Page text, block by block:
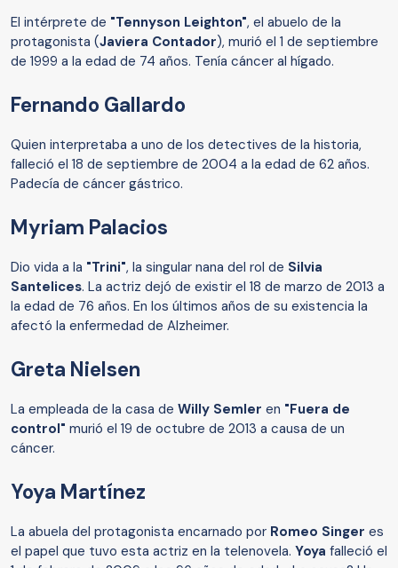
El intérprete de "Tennyson Leighton", el abuelo de la
protagonista (Javiera Contador), murió el 1 de septiembre
de 1999 a la edad de 74 años. Tenía cáncer al hígado.
Fernando Gallardo
Quien interpretaba a uno de los detectives de la historia,
falleció el 18 de septiembre de 2004 a la edad de 62 años.
Padecía de cáncer gástrico.
Myriam Palacios
Dio vida a la "Trini", la singular nana del rol de Silvia
Santelices. La actriz dejó de existir el 18 de marzo de 2013 a
la edad de 76 años. En los últimos años de su existencia la
afectó la enfermedad de Alzheimer.
Greta Nielsen
La empleada de la casa de Willy Semler en "Fuera de
control" murió el 19 de octubre de 2013 a causa de un
cáncer.
Yoya Martínez
La abuela del protagonista encarnado por Romeo Singer es
el papel que tuvo esta actriz en la telenovela. Yoya falleció el